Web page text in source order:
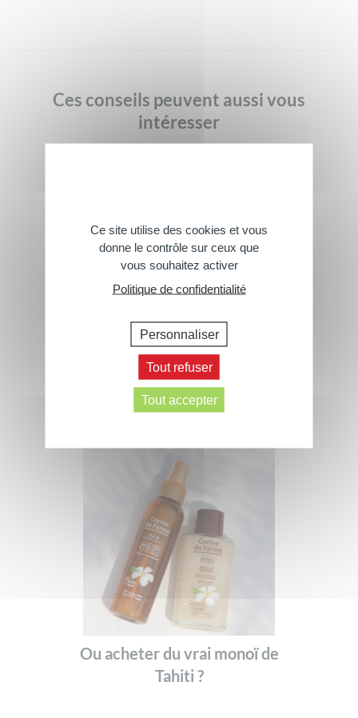
Ces conseils peuvent aussi vous
intéresser
Comment bronzer vite du visage,
naturellement et rapidement ?
Ou acheter du vrai monoï de
Tahiti ?
Ce site utilise des cookies et vous
donne le contrôle sur ceux que
vous souhaitez activer
Politique de confidentialité
Personnaliser
Tout refuser
Tout accepter